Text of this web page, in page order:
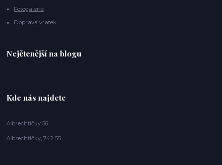
Fotogalerie
Doprava vratek
Nejčtenější na blogu
Kde nás najdete
Albrechtičky 56
Albrechtičky, 742 55